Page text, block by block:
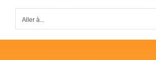
Aller à...